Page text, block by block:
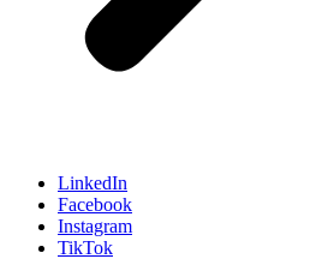
LinkedIn
Facebook
Instagram
TikTok